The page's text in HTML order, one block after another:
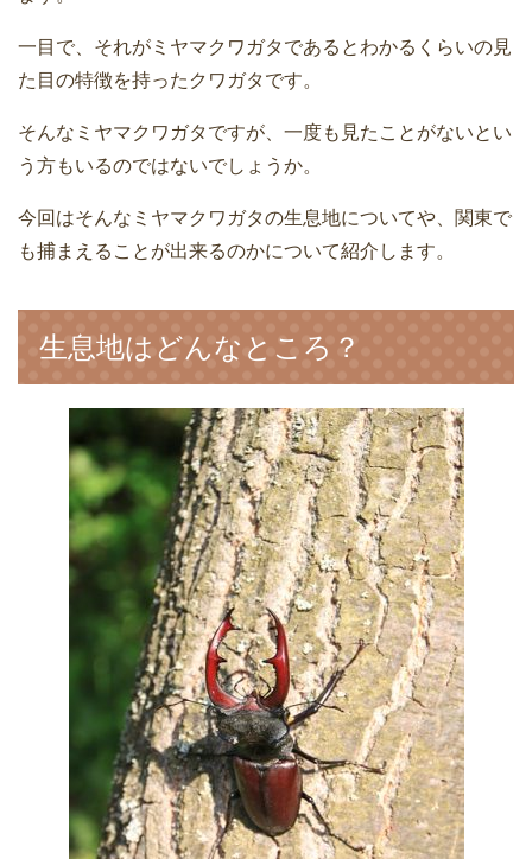
一目で、それがミヤマクワガタであるとわかるくらいの見
た目の特徴を持ったクワガタです。
そんなミヤマクワガタですが、一度も見たことがないとい
う方もいるのではないでしょうか。
今回はそんなミヤマクワガタの生息地についてや、関東で
も捕まえることが出来るのかについて紹介します。
生息地はどんなところ？